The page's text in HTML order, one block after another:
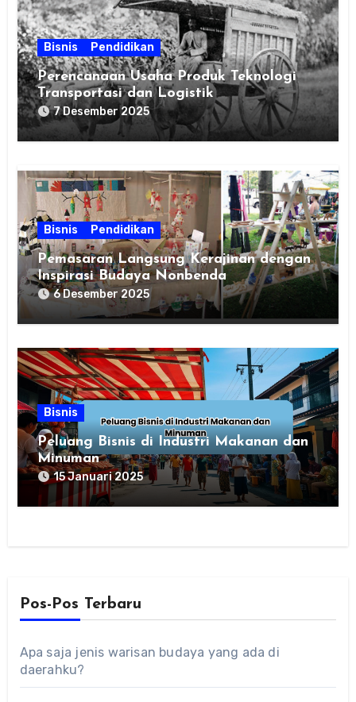
Bisnis Pendidikan
Perencanaan Usaha Produk Teknologi
Transportasi dan Logistik
7 Desember 2025
Bisnis Pendidikan
Pemasaran Langsung Kerajinan dengan
Inspirasi Budaya Nonbenda
6 Desember 2025
Bisnis
Peluang Bisnis di Industri Makanan dan
Minuman
15 Januari 2025
Pos-Pos Terbaru
Apa saja jenis warisan budaya yang ada di
daerahku?